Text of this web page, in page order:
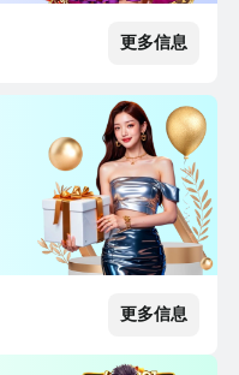
更多信息
更多信息